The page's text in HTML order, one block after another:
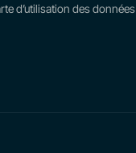
d’utilisation des données